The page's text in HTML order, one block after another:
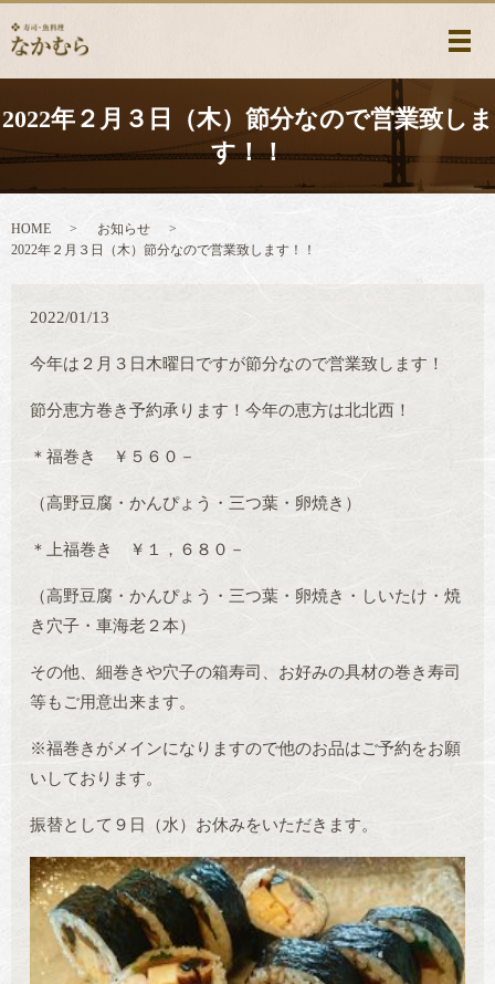
メ
2022年２月３日（木）節分なので営業致しま
す！！
HOME
お知らせ
2022年２月３日（木）節分なので営業致します！！
2022/01/13
今年は２月３日木曜日ですが節分なので営業致します！
節分恵方巻き予約承ります！今年の恵方は北北西！
＊福巻き ￥５６０－
（高野豆腐・かんぴょう・三つ葉・卵焼き）
＊上福巻き ￥１，６８０－
（高野豆腐・かんぴょう・三つ葉・卵焼き・しいたけ・焼
き穴子・車海老２本）
その他、細巻きや穴子の箱寿司、お好みの具材の巻き寿司
等もご用意出来ます。
※福巻きがメインになりますので他のお品はご予約をお願
いしております。
振替として９日（水）お休みをいただきます。